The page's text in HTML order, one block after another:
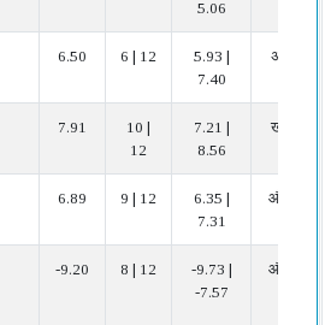
5.06
6.50 6 | 12
5.93 |
7.40
अच्छा
7.91
10 |
12
7.21 |
8.56
खराब
6.89 9 | 12
6.35 |
7.31
औसत
-9.20 8 | 12
-9.73 |
-7.57
औसत